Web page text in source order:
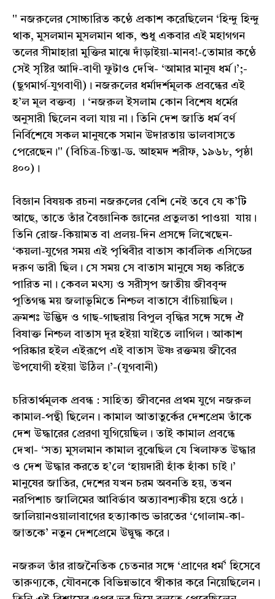
'' নজরুলের সোচ্চারিত কণ্ঠে প্রকাশ করেছিলেন ‘হিন্দু হিন্দু
থাক, মুসলমান মুসলমান থাক, শুধু একবার এই মহাগগন
তলের সীমাহারা মুক্তির মাঝে দাঁড়াইয়া-মানব!-তোমার কণ্ঠে
সেই সৃষ্টির আদি-বাণী ফুটাও দেখি- ‘আমার মানুষ ধর্ম।’;-
(ছুগমার্গ-যুগবাণী)। নজরুলের ধর্মাদর্শমূলক প্রবন্ধের এই
হ’ল মূল বক্তব্য । ‘নজরুল ইসলাম কোন বিশেষ ধর্মের
অনুসারী ছিলেন বলা যায় না। তিনি দেশ জাতি ধর্ম বর্ণ
নির্বিশেষে সকল মানুষকে সমান উদারতায় ভালবাসতে
পেরেছেন।'' (বিচিত্র-চিন্তা-ড. আহমদ শরীফ, ১৯৬৮, পৃষ্ঠা
৪০০)।
বিজ্ঞান বিষয়ক রচনা নজরুলের বেশি নেই তবে যে ক’টি
আছে, তাতে তাঁর বৈজ্ঞানিক জ্ঞানের প্রতুলতা পাওয়া যায়।
তিনি রোজ-কিয়ামত বা প্রলয়-দিন প্রসঙ্গে লিখেছেন-
‘কয়লা-যুগের সময় এই পৃথিবীর বাতাস কার্বলিক এসিডের
দরুণ ভারী ছিল। সে সময় সে বাতাস মানুষে সহ্য করিতে
পারিত না। কেবল মৎস্য ও সরীসৃপ জাতীয় জীববৃন্দ
পূতিগন্ধ ময় জলাভূমিতে নিশ্চল বাতাসে বাঁচিয়াছিল।
ক্রমশঃ উদ্ভিদ ও গাছ-গাছরায় বিপুল বৃদ্ধির সঙ্গে সঙ্গে ঐ
বিষাক্ত নিশ্চল বাতাস দূর হইয়া যাইতে লাগিল। আকাশ
পরিষ্কার হইল এইরূপে এই বাতাস উষ্ণ রক্তময় জীবের
উপযোগী হইয়া উঠিল।’-(যুগবানী)
চরিতার্থমূলক প্রবন্ধ : সাহিত্য জীবনের প্রথম যুগে নজরুল
কামাল-পন্থী ছিলেন। কামাল আতাতুর্কের দেশপ্রেম তাঁকে
দেশ উদ্ধারের প্রেরণা যুগিয়েছিল। তাই কামাল প্রবন্ধে
দেখা- ‘সত্য মুসলমান কামাল বুঝেছিল যে খিলাফত উদ্ধার
ও দেশ উদ্ধার করতে হ’লে ‘হায়দারী হাঁক হাঁকা চাই।’
মানুষের জাতির, দেশের যখন চরম অবনতি হয়, তখন
নরপিশাচ জালিমের আবির্ভাব অত্যাবশ্যকীয় হয়ে ওঠে।
জালিয়ানওয়ালাবাগের হত্যাকান্ড ভারতের ‘গোলাম-কা-
জাতকে’ নতুন দেশপ্রেমে উদ্বুদ্ধ করে।
নজরুল তাঁর রাজনৈতিক চেতনার সঙ্গে ‘প্রাণের ধর্ম’ হিসেবে
তারুণ্যকে, যৌবনকে বিভিন্নভাবে স্বীকার করে নিয়েছিলেন।